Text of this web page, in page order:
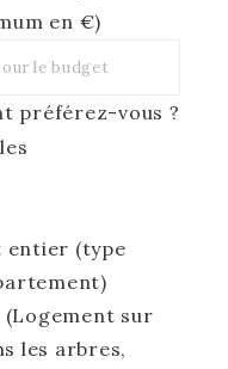
en €)
préférez-vous ?
entier (type
sur
les arbres,